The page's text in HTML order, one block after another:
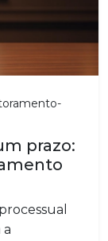
prazo:
a